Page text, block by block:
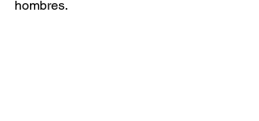
hombres.